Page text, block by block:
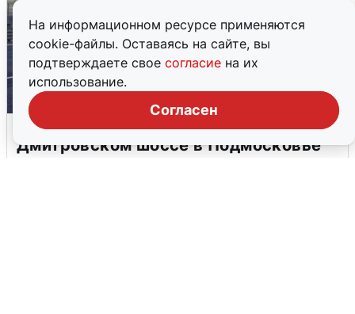
На информационном ресурсе применяются
cookie-файлы. Оставаясь на сайте, вы
подтверждаете свое согласие на их
использование.
Согласен
Пять машин столкнулись на
Дмитровском шоссе в Подмосковье